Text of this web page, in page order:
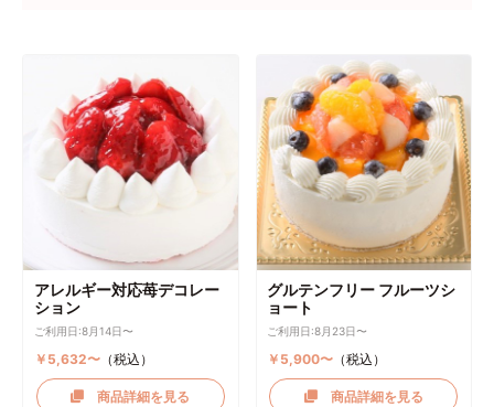
アレルギー対応苺デコレー
ション
ご利用日:8月14日〜
￥5,632〜（税込）
商品詳細を見る
グルテンフリー フルーツシ
ョート
ご利用日:8月23日〜
￥5,900〜 （税込）
商品詳細を見る